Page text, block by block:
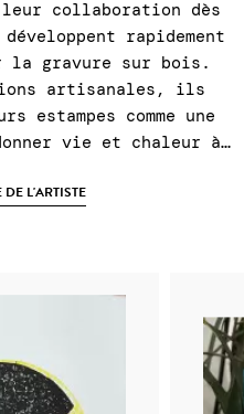
leur collaboration dès
rapidement
la gravure sur bois.
artisanales, ils
comme une
vie et chaleur à…
L'ARTISTE